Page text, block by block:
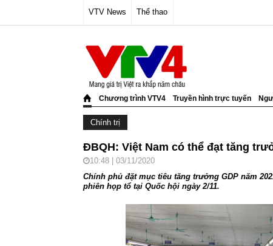
VTV News Thể thao
Chương trình VTV4 Truyền hình trực tuyến
Chính trị
ĐBQH: Việt Nam có thể đạt tăng
10:48 | 03/11/2020
Chính phủ đặt mục tiêu tăng trưởng GDP năm
phiên họp tổ tại Quốc hội ngày 2/11.